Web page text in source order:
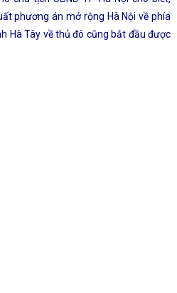
phương án mở rộng Hà Nội về phía
Hà Tây về thủ đô cũng bắt đầu được